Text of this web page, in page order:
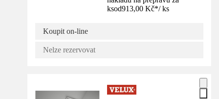
ksod913,00 Kč*/ ks
Koupit on-line
Nelze rezervovat